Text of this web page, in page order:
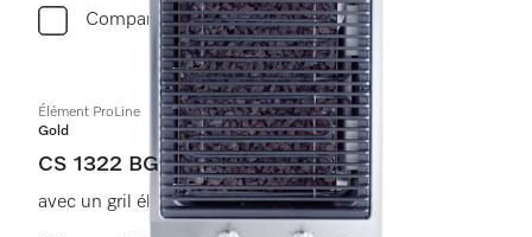
Comparer
Élément ProLine
Gold
CS 1322 BG
avec un gril électrique pour les grillades